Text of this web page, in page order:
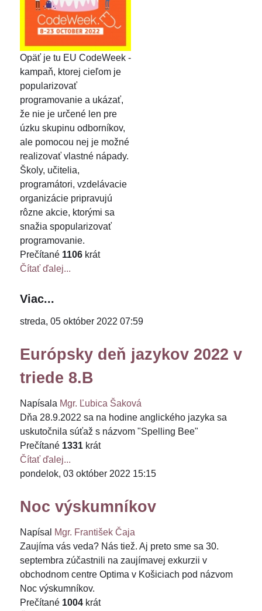
Opäť je tu EU CodeWeek -
kampaň, ktorej cieľom je
popularizovať
programovanie a ukázať,
že nie je určené len pre
úzku skupinu odborníkov,
ale pomocou nej je možné
realizovať vlastné nápady.
Školy, učitelia,
programátori, vzdelávacie
organizácie pripravujú
rôzne akcie, ktorými sa
snažia spopularizovať
programovanie.
Prečítané 1106 krát
Čítať ďalej...
Viac...
streda, 05 október 2022 07:59
Európsky deň jazykov 2022 v
triede 8.B
Napísala Mgr. Ľubica Šaková
Dňa 28.9.2022 sa na hodine anglického jazyka sa
uskutočnila súťaž s názvom "Spelling Bee"
Prečítané 1331 krát
Čítať ďalej...
pondelok, 03 október 2022 15:15
Noc výskumníkov
Napísal
Mgr. František Čaja
Zaujíma vás veda? Nás tiež. Aj preto sme sa 30.
septembra zúčastnili na zaujímavej exkurzii v
obchodnom centre Optima v Košiciach pod názvom
Noc výskumníkov.
Prečítané 1004 krát